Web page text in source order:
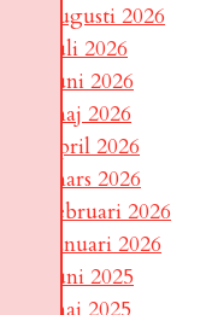
augusti 2026
juli 2026
juni 2026
maj 2026
april 2026
mars 2026
februari 2026
januari 2026
juni 2025